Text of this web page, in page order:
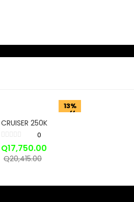
13%
off
CRUISER 250K
0
Q17,750.00
Q20,415.00